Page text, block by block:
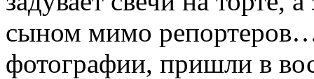
сыном мимо
фотографии, пришли в